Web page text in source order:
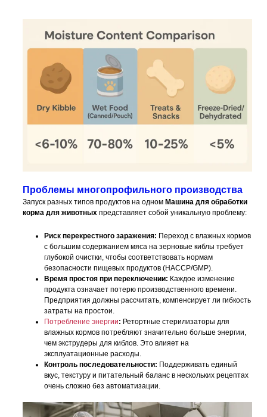
Проблемы многопрофильного производства
Запуск разных типов продуктов на одном Машина для обработки
корма для животныхпредставляет собой уникальную проблему:
Риск перекрестного заражения: Переход с влажных кормов
с большим содержанием мяса на зерновые киблы требует
глубокой очистки, чтобы соответствовать нормам
безопасности пищевых продуктов (HACCP/GMP).
Время простоя при переключении: Каждое изменение
продукта означает потерю производственного времени.
Предприятия должны рассчитать, компенсирует ли гибкость
затраты на простои.
Потребление энергии: Ретортные стерилизаторы для
влажных кормов потребляют значительно больше энергии,
чем экструдеры для киблов. Это влияет на
эксплуатационные расходы.
Контроль последовательности: Поддерживать единый
вкус, текстуру и питательный баланс в нескольких рецептах
очень сложно без автоматизации.